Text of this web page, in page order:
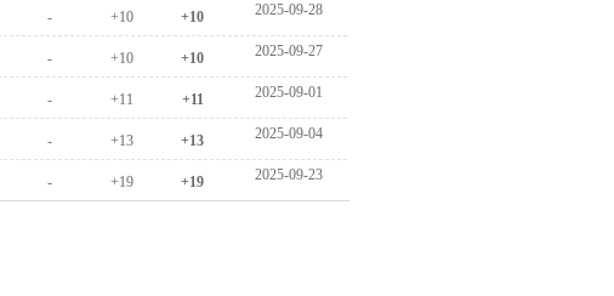
- +10 +10 2025-09-28
- +10 +10 2025-09-27
- +11 +11 2025-09-01
- +13 +13 2025-09-04
- +19 +19 2025-09-23